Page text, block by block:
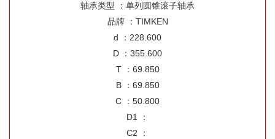
轴承类型 ：单列圆锥滚子轴承
品牌 ：TIMKEN
d ：228.600
D ：355.600
T ：69.850
B ：69.850
C ：50.800
D1 ：
C2 ：